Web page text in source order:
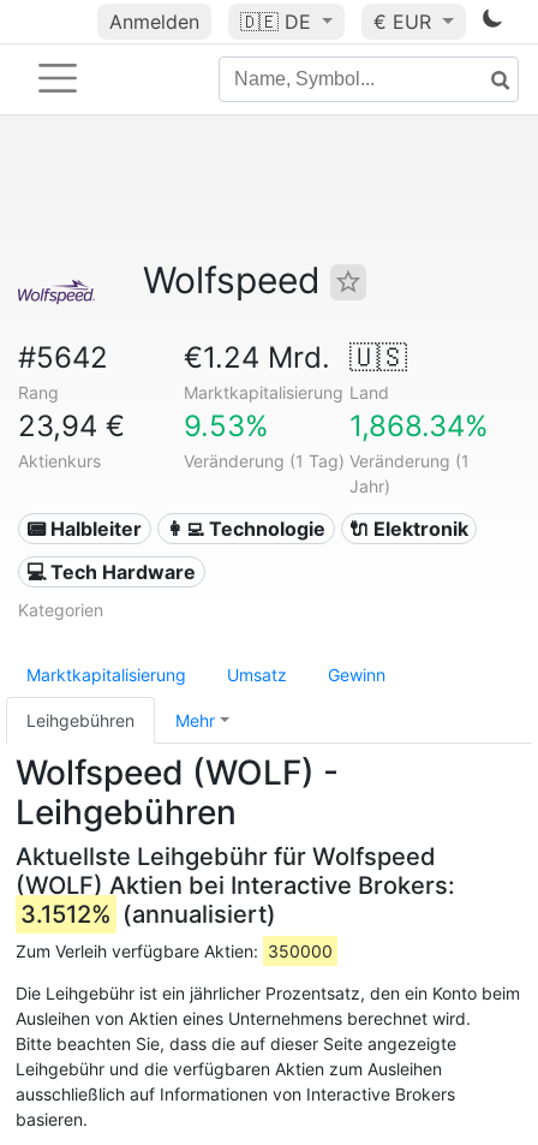
Anmelden 🇩🇪 DE € EUR
Wolfspeed
#5642
Rang
€1.24 Mrd.
Marktkapitalisierung
🇺🇸
Land
23,94 €
Aktienkurs
9.53%
Veränderung (1 Tag)
1,868.34%
Veränderung (1
Jahr)
📟 Halbleiter 👩‍💻 Technologie
🔌 Elektronik
💻 Tech Hardware
Kategorien
Marktkapitalisierung Umsatz Gewinn
Leihgebühren Mehr
Wolfspeed (WOLF) -
Leihgebühren
Aktuellste Leihgebühr für Wolfspeed
(WOLF) Aktien bei Interactive Brokers:
3.1512% (annualisiert)
Zum Verleih verfügbare Aktien: 350000
Die Leihgebühr ist ein jährlicher Prozentsatz, den ein Konto beim
Ausleihen von Aktien eines Unternehmens berechnet wird.
Bitte beachten Sie, dass die auf dieser Seite angezeigte
Leihgebühr und die verfügbaren Aktien zum Ausleihen
ausschließlich auf Informationen von Interactive Brokers
basieren.